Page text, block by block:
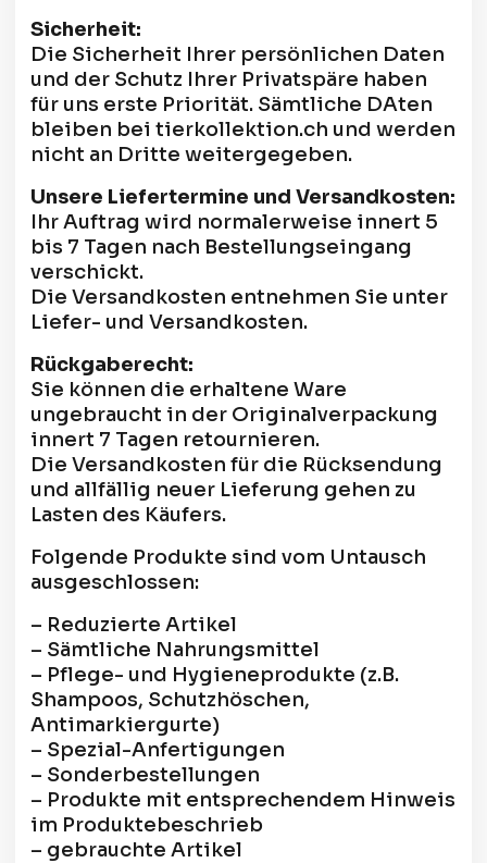
Sicherheit:
Die Sicherheit Ihrer persönlichen Daten
und der Schutz Ihrer Privatspäre haben
für uns erste Priorität. Sämtliche DAten
bleiben bei tierkollektion.ch und werden
nicht an Dritte weitergegeben.
Unsere Liefertermine und Versandkosten:
Ihr Auftrag wird normalerweise innert 5
bis 7 Tagen nach Bestellungseingang
verschickt.
Die Versandkosten entnehmen Sie unter
Liefer- und Versandkosten.
Rückgaberecht:
Sie können die erhaltene Ware
ungebraucht in der Originalverpackung
innert 7 Tagen retournieren.
Die Versandkosten für die Rücksendung
und allfällig neuer Lieferung gehen zu
Lasten des Käufers.
Folgende Produkte sind vom Untausch
ausgeschlossen:
– Reduzierte Artikel
– Sämtliche Nahrungsmittel
– Pflege- und Hygieneprodukte (z.B.
Shampoos, Schutzhöschen,
Antimarkiergurte)
– Spezial-Anfertigungen
– Sonderbestellungen
– Produkte mit entsprechendem Hinweis
im Produktebeschrieb
– gebrauchte Artikel